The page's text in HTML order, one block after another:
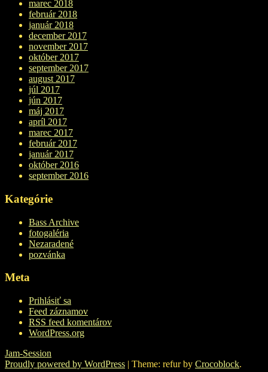
marec 2018
február 2018
január 2018
december 2017
november 2017
október 2017
september 2017
august 2017
júl 2017
jún 2017
máj 2017
apríl 2017
marec 2017
február 2017
január 2017
október 2016
september 2016
Kategórie
Bass Archive
fotogaléria
Nezaradené
pozvánka
Meta
Prihlásiť sa
Feed záznamov
RSS feed komentárov
WordPress.org
Jam-Session
Proudly powered by WordPress | Theme: refur by Crocoblock.